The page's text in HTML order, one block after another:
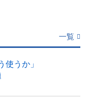
一覧
うか」